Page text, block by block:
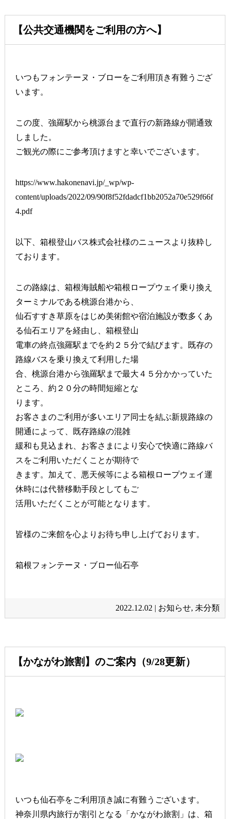
【公共交通機関をご利用の方へ】
いつもフォンテーヌ・ブローをご利用頂き有難うござ
います。
この度、強羅駅から桃源台まで直行の新路線が開通致
しました。
ご観光の際にご参考頂けますと幸いでございます。
https://www.hakonenavi.jp/_wp/wp-
content/uploads/2022/09/90f8f52fdadcf1bb2052a70e529f66f
4.pdf
以下、箱根登山バス株式会社様のニュースより抜粋し
ております。
この路線は、箱根海賊船や箱根ロープウェイ乗り換え
ターミナルである桃源台港から、
仙石すすき草原をはじめ美術館や宿泊施設が数多くあ
る仙石エリアを経由し、箱根登山
電車の終点強羅駅までを約２５分で結びます。既存の
路線バスを乗り換えて利用した場
合、桃源台港から強羅駅まで最大４５分かかっていた
ところ、約２０分の時間短縮とな
ります。
お客さまのご利用が多いエリア同士を結ぶ新規路線の
開通によって、既存路線の混雑
緩和も見込まれ、お客さまにより安心で快適に路線バ
スをご利用いただくことが期待で
きます。加えて、悪天候等による箱根ロープウェイ運
休時には代替移動手段としてもご
活用いただくことが可能となります。
皆様のご来館を心よりお待ち申し上げております。
箱根フォンテーヌ・ブロー仙石亭
2022.12.02 | お知らせ, 未分類
【かながわ旅割】のご案内（9/28更新）
いつも仙石亭をご利用頂き誠に有難うございます。
神奈川県内旅行が割引となる「かながわ旅割」は、箱